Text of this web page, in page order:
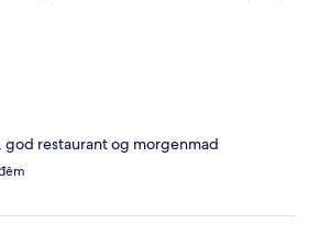
restaurant og morgenmad